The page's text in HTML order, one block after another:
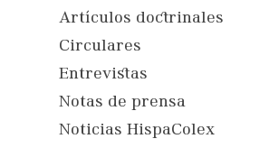
Artículos doctrinales
Circulares
Entrevistas
Notas de prensa
Noticias HispaColex